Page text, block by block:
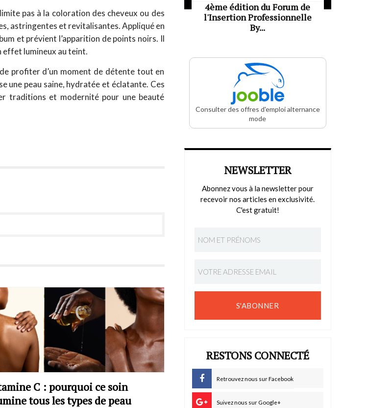
pas à la coloration des cheveux ou des
astringentes et revitalisantes. Appliqué en
et prévient l’apparition de points noirs. Il
effet lumineux au teint.
profiter d’un moment de détente tout en
une peau saine, hydratée et éclatante. Ces
traditions et modernité pour une beauté
C : pourquoi ce soin
tous les types de peau
4ème édition du Forum de
l'Insertion Professionnelle
By...
Consulter des offres d'emploi alternance
mode
NEWSLETTER
Abonnez vous à la newsletter pour
recevoir nos articles en exclusivité.
C'est gratuit!
S'ABONNER
RESTONS CONNECTÉ
Retrouvez nous sur Facebook
Suivez nous sur Google+